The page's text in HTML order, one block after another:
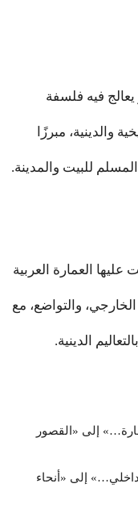
فيه فلسفة
والدينية، مبرزًا
للبيت والمدينة.
عليها العمارة العربية
الخارجي، والتواضع، مع
الدينية.
إلى «القصور
إلى «أنحاء